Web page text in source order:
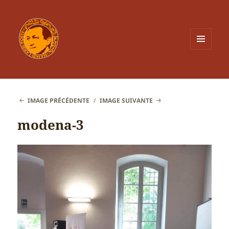
IMAGE PRÉCÉDENTE IMAGE SUIVANTE
modena-3